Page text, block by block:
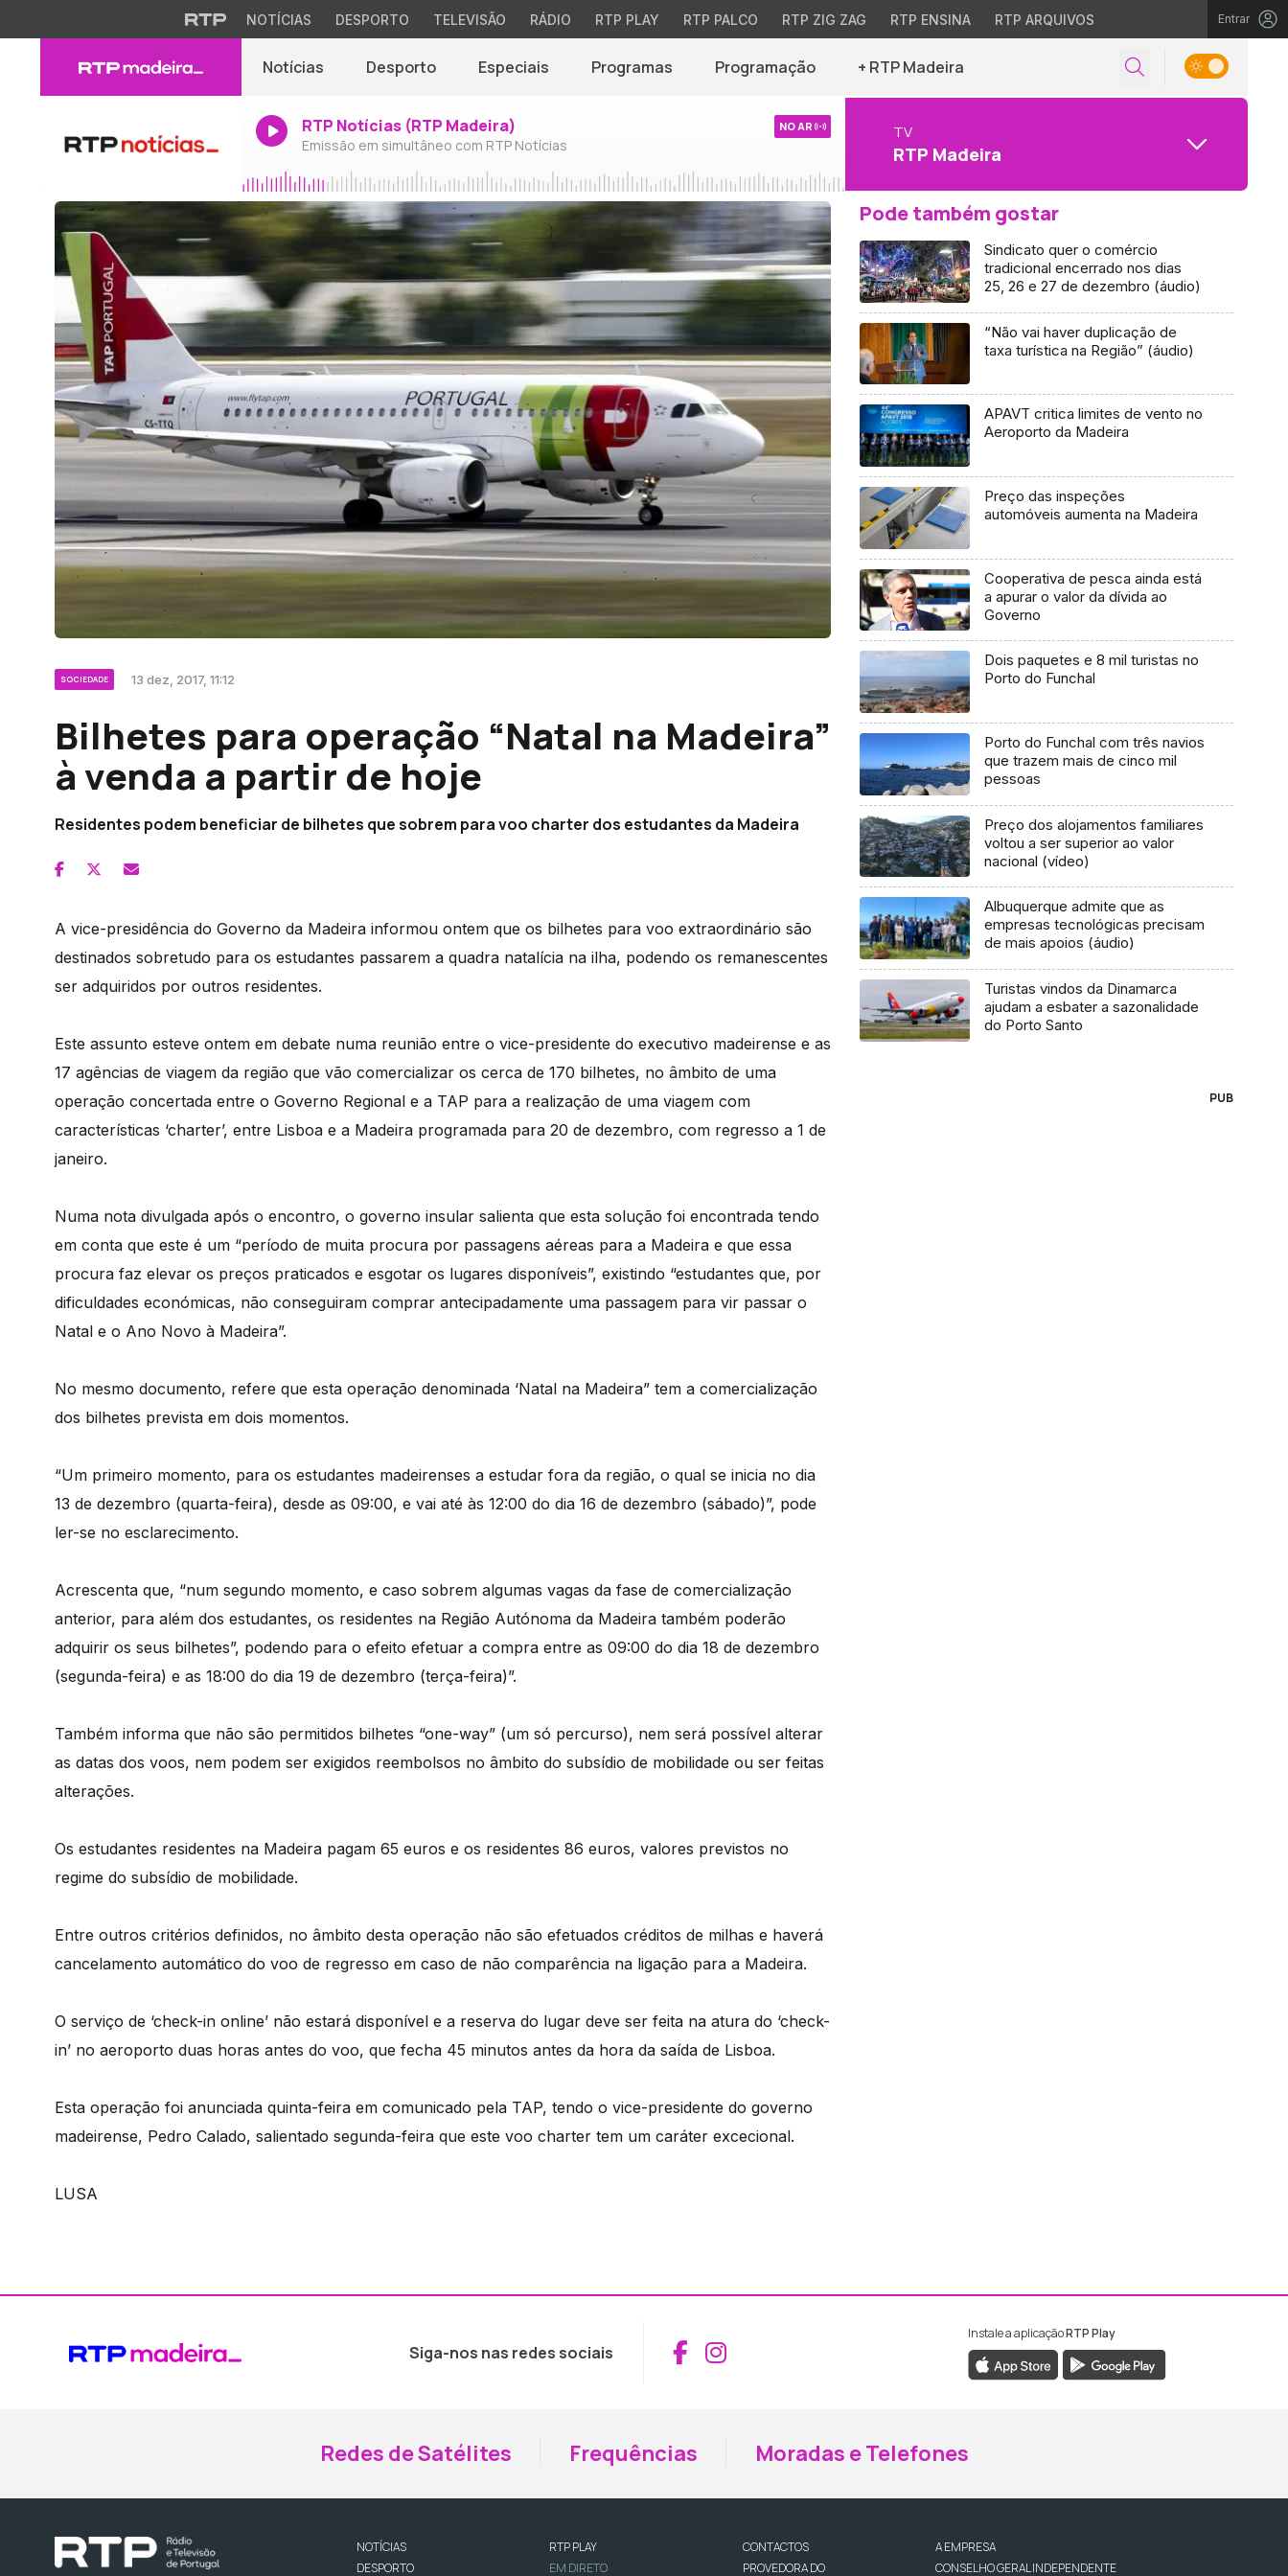
NOTÍCIAS DESPORTO TELEVISÃO RÁDIO RTP PLAY RTP PALCO RTP ZIG ZAG RTP ENSINA RTP ARQUIVOS Entrar
Notícias Desporto Especiais Programas Programação + RTP Madeira
RTP Notícias (RTP Madeira)
Emissão em simultâneo com RTP Notícias
NO AR TV
RTP Madeira
SOCIEDADE 13 dez, 2017, 11:12
Bilhetes para operação “Natal na Madeira”
à venda a partir de hoje
Residentes podem beneficiar de bilhetes que sobrem para voo charter dos estudantes da Madeira
A vice-presidência do Governo da Madeira informou ontem que os bilhetes para voo extraordinário são
destinados sobretudo para os estudantes passarem a quadra natalícia na ilha, podendo os remanescentes
ser adquiridos por outros residentes.
Este assunto esteve ontem em debate numa reunião entre o vice-presidente do executivo madeirense e as
17 agências de viagem da região que vão comercializar os cerca de 170 bilhetes, no âmbito de uma
operação concertada entre o Governo Regional e a TAP para a realização de uma viagem com
características ‘charter’, entre Lisboa e a Madeira programada para 20 de dezembro, com regresso a 1 de
janeiro.
Numa nota divulgada após o encontro, o governo insular salienta que esta solução foi encontrada tendo
em conta que este é um “período de muita procura por passagens aéreas para a Madeira e que essa
procura faz elevar os preços praticados e esgotar os lugares disponíveis”, existindo “estudantes que, por
dificuldades económicas, não conseguiram comprar antecipadamente uma passagem para vir passar o
Natal e o Ano Novo à Madeira”.
No mesmo documento, refere que esta operação denominada ‘Natal na Madeira” tem a comercialização
dos bilhetes prevista em dois momentos.
“Um primeiro momento, para os estudantes madeirenses a estudar fora da região, o qual se inicia no dia
13 de dezembro (quarta-feira), desde as 09:00, e vai até às 12:00 do dia 16 de dezembro (sábado)”, pode
ler-se no esclarecimento.
Acrescenta que, “num segundo momento, e caso sobrem algumas vagas da fase de comercialização
anterior, para além dos estudantes, os residentes na Região Autónoma da Madeira também poderão
adquirir os seus bilhetes”, podendo para o efeito efetuar a compra entre as 09:00 do dia 18 de dezembro
(segunda-feira) e as 18:00 do dia 19 de dezembro (terça-feira)”.
Também informa que não são permitidos bilhetes “one-way” (um só percurso), nem será possível alterar
as datas dos voos, nem podem ser exigidos reembolsos no âmbito do subsídio de mobilidade ou ser feitas
alterações.
Os estudantes residentes na Madeira pagam 65 euros e os residentes 86 euros, valores previstos no
regime do subsídio de mobilidade.
Entre outros critérios definidos, no âmbito desta operação não são efetuados créditos de milhas e haverá
cancelamento automático do voo de regresso em caso de não comparência na ligação para a Madeira.
O serviço de ‘check-in online’ não estará disponível e a reserva do lugar deve ser feita na atura do ‘check-
in’ no aeroporto duas horas antes do voo, que fecha 45 minutos antes da hora da saída de Lisboa.
Esta operação foi anunciada quinta-feira em comunicado pela TAP, tendo o vice-presidente do governo
madeirense, Pedro Calado, salientado segunda-feira que este voo charter tem um caráter excecional.
LUSA
Pode também gostar
Sindicato quer o comércio
tradicional encerrado nos dias
25, 26 e 27 de dezembro (áudio)
“Não vai haver duplicação de
taxa turística na Região” (áudio)
APAVT critica limites de vento no
Aeroporto da Madeira
Preço das inspeções
automóveis aumenta na Madeira
Cooperativa de pesca ainda está
a apurar o valor da dívida ao
Governo
Dois paquetes e 8 mil turistas no
Porto do Funchal
Porto do Funchal com três navios
que trazem mais de cinco mil
pessoas
Preço dos alojamentos familiares
voltou a ser superior ao valor
nacional (vídeo)
Albuquerque admite que as
empresas tecnológicas precisam
de mais apoios (áudio)
Turistas vindos da Dinamarca
ajudam a esbater a sazonalidade
do Porto Santo
PUB
Siga-nos nas redes sociais Aceder ao Facebook da RTP Madeira
Aceder ao Instagram da RTP Madeira
Instale a aplicaçãoRTP Play
Redes de Satélites Frequências Moradas e Telefones
NOTÍCIAS
DESPORTO
RTP PLAY
EM DIRETO
CONTACTOS
PROVEDORA DO
A EMPRESA
CONSELHO GERAL INDEPENDENTE